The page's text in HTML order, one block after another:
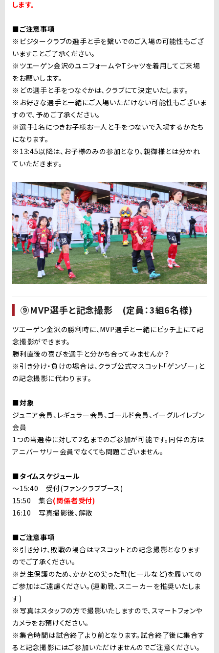
します。
■ご注意事項
※ビジタークラブの選手と手を繋いでのご入場の可能性もござ
いますことご了承ください。
※ツエーゲン金沢のユニフォームやTシャツを着用してご来場
をお願いします。
※どの選手と手をつなぐかは、クラブにて決定いたします。
※お好きな選手と一緒にご入場いただけない可能性もございま
すので、予めご了承ください。
※選手1名につきお子様お一人と手をつないで入場するかたち
になります。
※ 13:45以降は、お子様のみの参加となり、親御様とは分かれ
ていただきます。
⑨MVP選手と記念撮影 (定員：3組6名様)
ツエーゲン金沢の勝利時に、MVP選手と一緒にピッチ上にて記
念撮影ができます。
勝利直後の喜びを選手と分かち合ってみませんか？
※引き分け・負けの場合は、クラブ公式マスコット「ゲンゾー」と
の記念撮影に代わります。
■対象
ジュニア会員、レギュラー会員、ゴールド会員、イーグルイレブン
会員
1つの当選枠に対して2名までのご参加が可能です。同伴の方は
アニバーサリー会員でなくても問題ございません。
■タイムスケジュール
〜15:40 受付(ファンクラブブース)
15:50 集合(関係者受付)
16:10 写真撮影後、解散
■ご注意事項
※引き分け、敗戦の場合はマスコットとの記念撮影となります
のでご了承ください。
※芝生保護のため、かかとの尖った靴(ヒールなど)を履いての
ご参加はご遠慮ください。(運動靴、スニーカーを推奨いたしま
す)
※写真はスタッフの方で撮影いたしますので、スマートフォンや
カメラをお預けください。
※集合時間は試合終了より前となります。試合終了後に集合す
ると記念撮影にはご参加いただけませんのでご注意ください。